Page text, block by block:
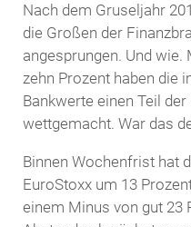
Nach dem Gruseljahr
die Großen der
angesprungen. Und wie.
zehn Prozent haben die
Bankwerte einen Teil
wettgemacht. War das
Binnen Wochenfrist hat
EuroStoxx um 13
einem Minus von gut 23